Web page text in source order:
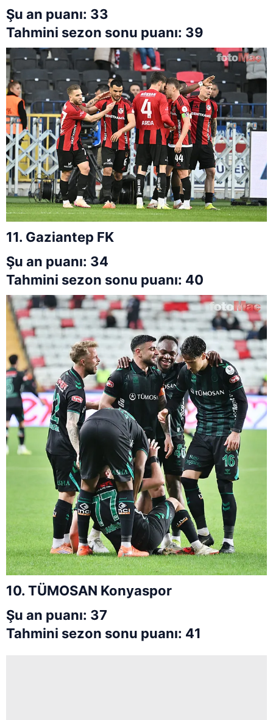
Şu an puanı: 33
Tahmini sezon sonu puanı: 39
11. Gaziantep FK
Şu an puanı: 34
Tahmini sezon sonu puanı: 40
10. TÜMOSAN Konyaspor
Şu an puanı: 37
Tahmini sezon sonu puanı: 41